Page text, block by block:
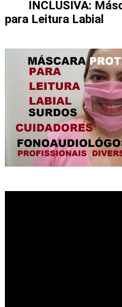
INCLUSIVA:
para Leitura Labial